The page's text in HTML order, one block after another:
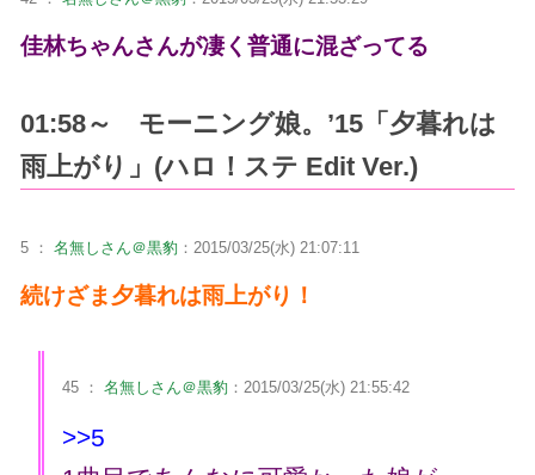
佳林ちゃんさんが凄く普通に混ざってる
01:58～ モーニング娘。’15「夕暮れは
雨上がり」(ハロ！ステ Edit Ver.)
5 ： 名無しさん＠黒豹 ：2015/03/25(水) 21:07:11
続けざま夕暮れは雨上がり！
45 ： 名無しさん＠黒豹 ：2015/03/25(水) 21:55:42
>>5